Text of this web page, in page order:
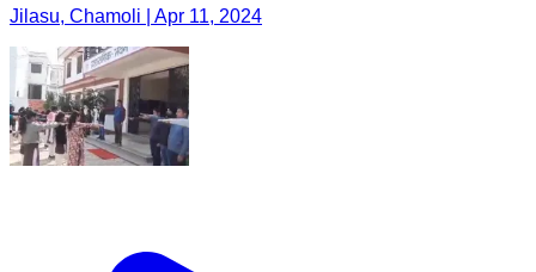
Jilasu, Chamoli | Apr 11, 2024